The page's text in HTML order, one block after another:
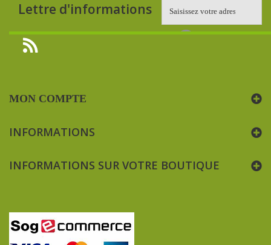
Lettre d'informations
MON COMPTE
INFORMATIONS
INFORMATIONS SUR VOTRE BOUTIQUE